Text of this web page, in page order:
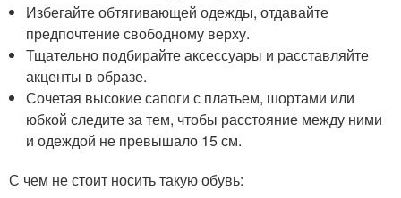
Избегайте обтягивающей одежды, отдавайте
предпочтение свободному верху.
Тщательно подбирайте аксессуары и расставляйте
акценты в образе.
Сочетая высокие сапоги с платьем, шортами или
юбкой следите за тем, чтобы расстояние между ними
и одеждой не превышало 15 см.
С чем не стоит носить такую обувь: